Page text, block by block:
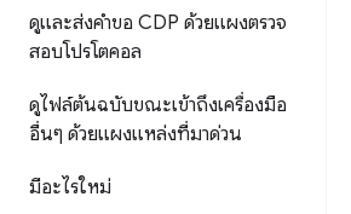
ดูและส่งคำขอ CDP ด้วยแผงตรวจ
สอบโปรโตคอล
ดูไฟล์ต้นฉบับขณะเข้าถึงเครื่องมือ
อื่นๆ ด้วยแผงแหล่งที่มาด่วน
มีอะไรใหม่